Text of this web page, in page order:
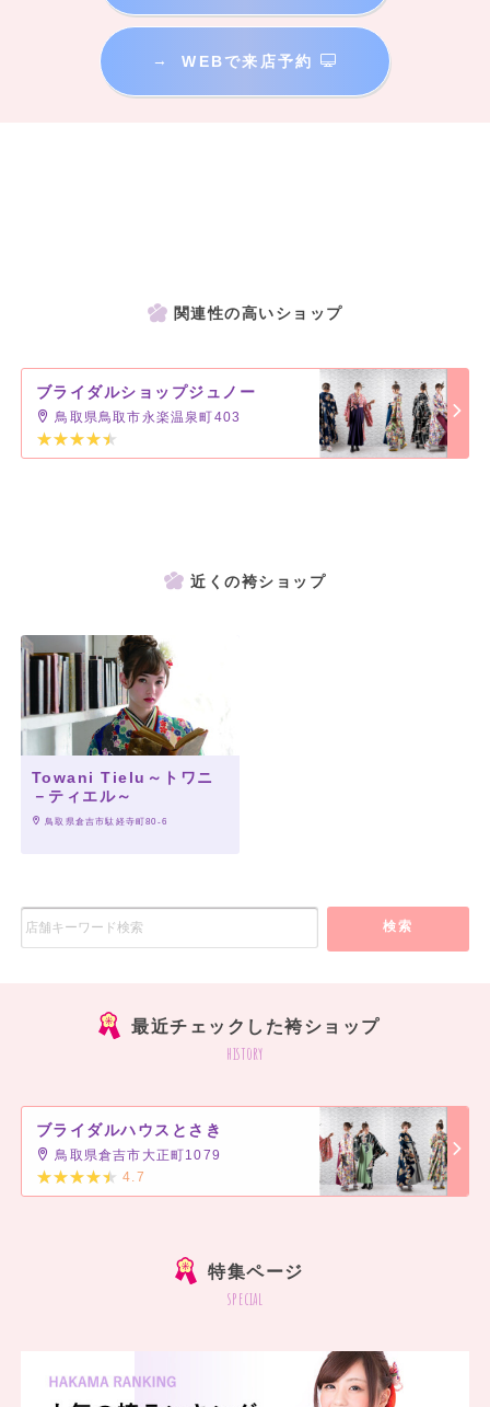
→ WEBで来店予約
関連性の高いショップ
ブライダルショップジュノー
鳥取県鳥取市永楽温泉町403
近くの袴ショップ
Towani Tielu～トワニ
－ティエル～
鳥取県倉吉市駄経寺町80-6
検索
最近チェックした袴ショップ
history
ブライダルハウスとさき
鳥取県倉吉市大正町1079
4.7
特集ページ
special